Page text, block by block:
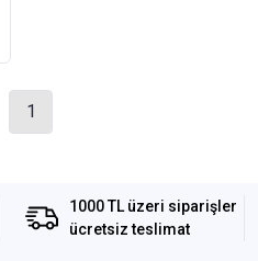
1
1000 TL üzeri siparişler
ücretsiz teslimat